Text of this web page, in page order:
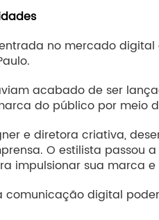
no mercado
acabado de ser
do público por meio
e diretora criativa,
O estilista passou
impulsionar sua marca
comunicação digital